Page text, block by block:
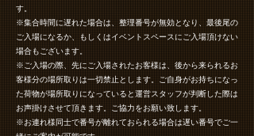
す。
※集合時間に遅れた場合は、整理番号が無効となり、最後尾の
ご入場になるか、もしくはイベントスペースにご入場頂けない
場合もございます。
※ご入場の際、先にご入場されたお客様は、後から来られるお
客様分の場所取りは一切禁止とします。ご自身がお持ちになっ
た荷物が場所取りになっていると運営スタッフが判断した際は
お声掛けさせて頂きます。ご協力をお願い致します。
※お連れ様同士で番号が離れておられる場合は遅い番号でご一